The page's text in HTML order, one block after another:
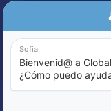
Aviso de
Política de Calidad
Sistema de